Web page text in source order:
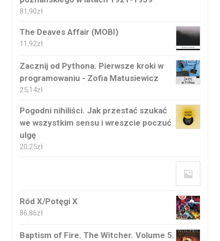
81,90zł
The Deaves Affair (MOBI)
11,92zł
Zacznij od Pythona. Pierwsze kroki w
programowaniu - Zofia Matusiewicz
25,14zł
Pogodni nihiliści. Jak przestać szukać
we wszystkim sensu i wreszcie poczuć
ulgę
20,25zł
Ród X/Potęgi X
86,86zł
Baptism of Fire. The Witcher. Volume 5.